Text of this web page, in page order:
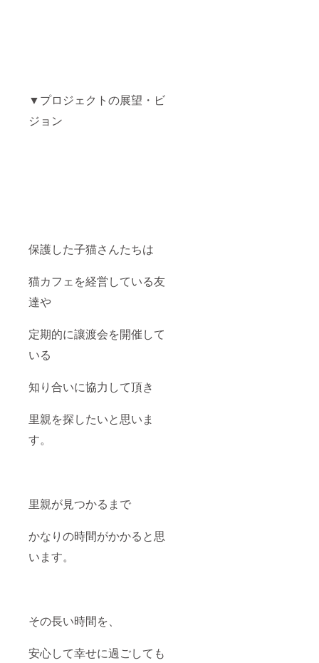
▼プロジェクトの展望・ビ
ジョン
保護した子猫さんたちは
猫カフェを経営している友
達や
定期的に讓渡会を開催して
いる
知り合いに協力して頂き
里親を探したいと思いま
す。
里親が見つかるまで
かなりの時間がかかると思
います。
その長い時間を、
安心して幸せに過ごしても